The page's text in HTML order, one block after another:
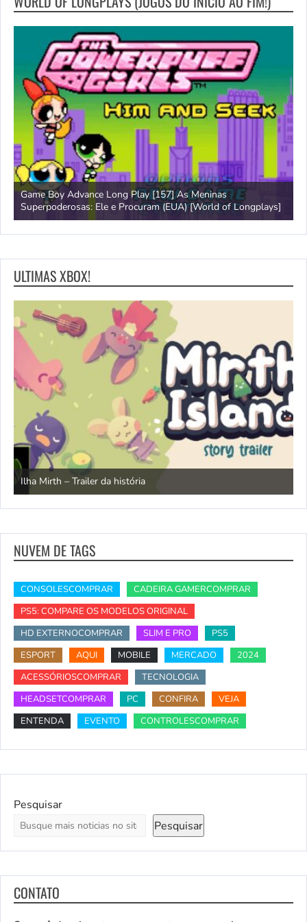
Game Boy Advance Long Play [157] As Meninas
Superpoderosas: Ele e Procuram (EUA) [World of Longplays]
ULTIMAS XBOX!
Ilha Mirth – Trailer da história
NUVEM DE TAGS
CONSOLESCOMPRAR
CADEIRA GAMERCOMPRAR
PS5: COMPARE OS MODELOS ORIGINAL
HD EXTERNOCOMPRAR
SLIM E PRO
PS5
ESPORT
AQUI MOBILE MERCADO
2024
ACESSÓRIOSCOMPRAR
TECNOLOGIA
HEADSETCOMPRAR
PC CONFIRA
VEJA
ENTENDA
EVENTO CONTROLESCOMPRAR
Pesquisar
Pesquisar
CONTATO